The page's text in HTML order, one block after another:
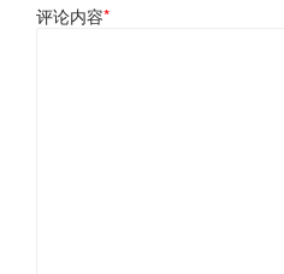
评论内容*